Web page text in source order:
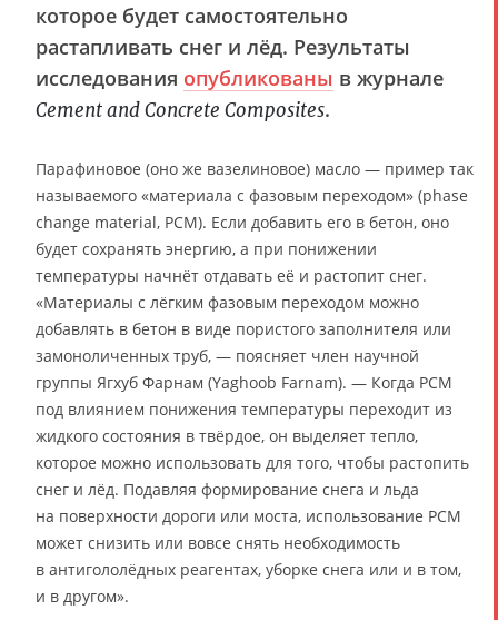
которое будет самостоятельно
растапливать снег и лёд. Результаты
исследования опубликованы в журнале
Cement and Concrete Composites.
Парафиновое (оно же вазелиновое) масло — пример так
называемого «материала с фазовым переходом» (phase
change material, PCM). Если добавить его в бетон, оно
будет сохранять энергию, а при понижении
температуры начнёт отдавать её и растопит снег.
«Материалы с лёгким фазовым переходом можно
добавлять в бетон в виде пористого заполнителя или
замоноличенных труб, — поясняет член научной
группы Ягхуб Фарнам (Yaghoob Farnam). — Когда PCM
под влиянием понижения температуры переходит из
жидкого состояния в твёрдое, он выделяет тепло,
которое можно использовать для того, чтобы растопить
снег и лёд. Подавляя формирование снега и льда
на поверхности дороги или моста, использование PCM
может снизить или вовсе снять необходимость
в антигололёдных реагентах, уборке снега или и в том,
и в другом».